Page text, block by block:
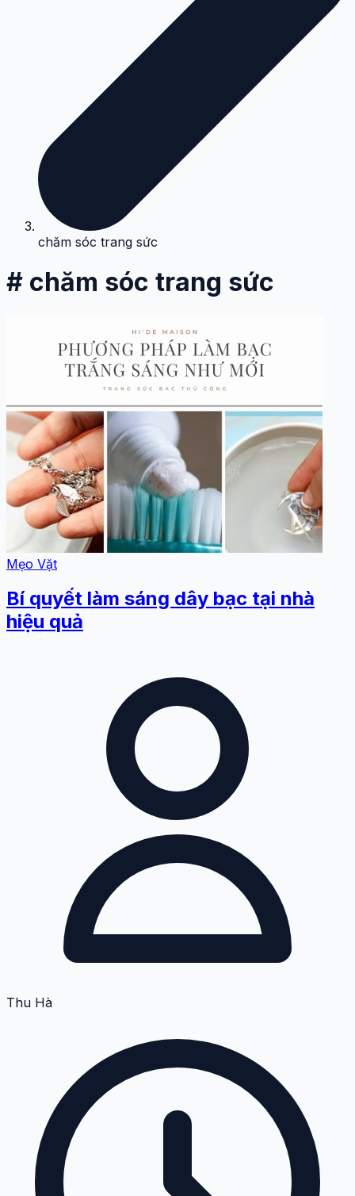
chăm sóc trang sức
# chăm sóc trang sức
Mẹo Vặt
Bí quyết làm sáng dây bạc tại nhà
hiệu quả
Thu Hà